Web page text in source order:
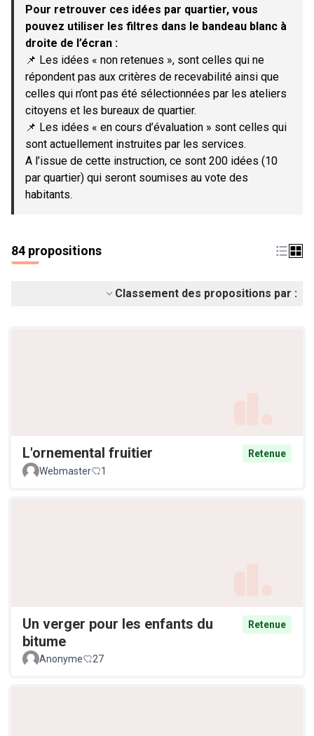
Pour retrouver ces idées par quartier, vous
pouvez utiliser les filtres dans le bandeau blanc à
droite de l’écran :
📌 Les idées « non retenues », sont celles qui ne
répondent pas aux critères de recevabilité ainsi que
celles qui n’ont pas été sélectionnées par les ateliers
citoyens et les bureaux de quartier.
📌 Les idées « en cours d’évaluation » sont celles qui
sont actuellement instruites par les services.
A l’issue de cette instruction, ce sont 200 idées (10
par quartier) qui seront soumises au vote des
habitants.
84 propositions
Classement des propositions par :
L'ornemental fruitier
Retenue
Webmaster
1
Un verger pour les enfants du
bitume
Retenue
Anonyme 27